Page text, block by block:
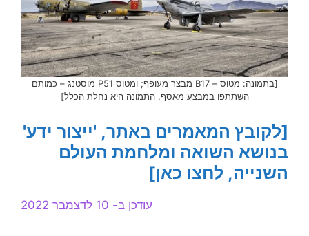
[בתמונה: מטוס – B17 מבצר מעופף; ומטוס P51 מוסטנג – כמותם
השתתפו במבצע מאסף. התמונה היא נחלת הכלל]
[לקובץ המאמרים באתר, 'ייצור ידע'
בנושא השואה ומלחמת העולם
השנייה, לחצו כאן]
עודכן ב- 10 לדצמבר 2022